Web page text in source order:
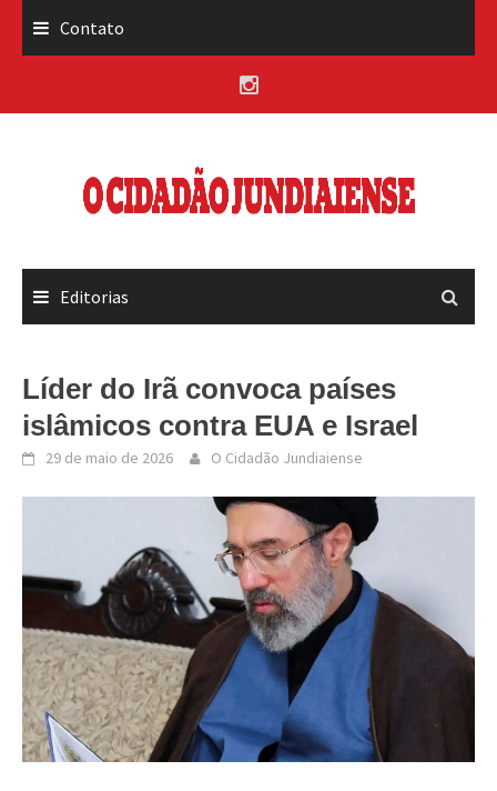
Contato
Editorias
Líder do Irã convoca países
islâmicos contra EUA e Israel
29 de maio de 2026 O Cidadão Jundiaiense